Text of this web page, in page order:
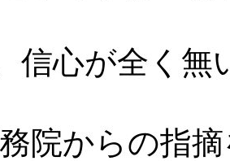
信心が全く無
院からの指